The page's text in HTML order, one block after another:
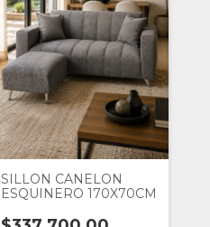
SILLON CANELON
ESQUINERO 170X70CM